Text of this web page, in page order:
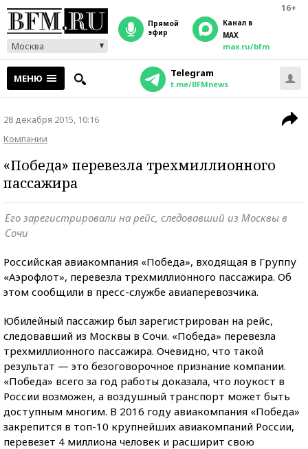
16+
Москва
прямой
эфир
Канал в
MAX
max.ru/bfm
МЕНЮ Telegram
t.me/BFMnews
28 декабря 2015, 10:16
Компании
«Победа» перевезла трехмиллионного
пассажира
Его зарегистрировали на рейс, следовавший из Москвы в
Сочи
Российская авиакомпания «Победа», входящая в Группу
«Аэрофлот», перевезла трехмиллионного пассажира. Об
этом сообщили в пресс-службе авиаперевозчика.
Юбилейный пассажир был зарегистрирован на рейс,
следовавший из Москвы в Сочи. «Победа» перевезла
трехмиллионного пассажира. Очевидно, что такой
результат — это безоговорочное признание компании.
«Победа» всего за год работы доказала, что лоукост в
России возможен, а воздушный транспорт может быть
доступным многим. В 2016 году авиакомпания «Победа»
закрепится в топ-10 крупнейших авиакомпаний России,
перевезет 4 миллиона человек и расширит свою